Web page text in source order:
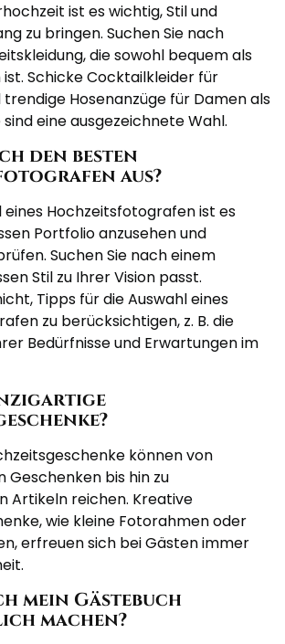
ist es wichtig, Stil und
zu bringen. Suchen Sie nach
die sowohl bequem als
Schicke Cocktailkleider für
Hosenanzüge für Damen als
eine ausgezeichnete Wahl.
den besten
aus?
eines Hochzeitsfotografen ist es
Portfolio anzusehen und
Suchen Sie nach einem
Stil zu Ihrer Vision passt.
Tipps für die Auswahl eines
zu berücksichtigen, z. B. die
Bedürfnisse und Erwartungen im
können von
Geschenken bis hin zu
Artikeln reichen. Kreative
wie kleine Fotorahmen oder
erfreuen sich bei Gästen immer
mein Gästebuch
machen?